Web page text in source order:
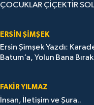
ÇOCUKLAR ÇİÇEKTİR
ERSIN ŞIMŞEK
Ersin Şimşek Yazdı:
Batum’a, Yolun Bana
FAKIR YILMAZ
İnsan, İletişim ve Şura..